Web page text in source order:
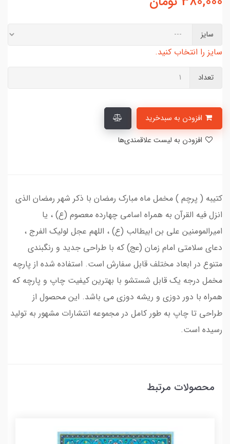
سایز
سایز را انتخاب کنید.
تعداد
کتیبه ( پرچم ) مخمل ماه مبارک رمضان با ذکر شهر رمضان الذی
انزل فيه القرآن به همراه اسامی چهارده معصوم (ع) ، یا
امیرالمومنین علی بن ابیطالب (ع) ، اللهم عجل لولیک الفرج ،
دعای سلامتی امام زمان (عج) که با طراحی جدید و رنگبندی
متنوع در ابعاد مختلف قابل سفارش است. استفاده شده از پارچه
مخمل درجه یک قابل شستشو با بهترین کیفیت چاپ و پارچه که
همراه با دور دوزی و ریشه دوزی می باشد. این محصول از
طراحی تا چاپ به طور کامل در مجموعه انتشارات مشهور به تولید
رسیده است.
محصولات مرتبط